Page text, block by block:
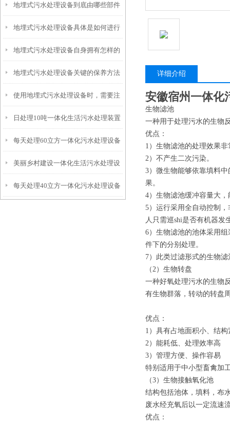
让“地下卫士”持续高效运转
地埋式污水处理设备到底由哪些部件
撑起？核心结构一文拆解
地埋式污水处理设备具体是如何进行
安装的呢？
地埋式污水处理设备自身拥有怎样的
特点呢？
地埋式污水处理设备关键的保养方法
使用地埋式污水处理设备时，需要注
意以下事项
日处理10吨一体化生活污水处理装置
每天处理60立方一体化污水处理设备
美丽乡村建设一体化生活污水处理设
备
每天处理40立方一体化污水处理设备
详细介绍
安徽宿州一体化
生物滤池
一种用于处理污水的生物
优点：
1）生物滤池的处理效果
2）不产生二次污染。
3）微生物能够依靠填料
果。
4）生物滤池缓冲容量大
5）运行采用全自动控制
人只需巡shi是否有机器发
6）生物滤池的池体采用
件下的分别处理。
7）此类过滤形式的生物
（2）生物转盘
一种好氧处理污水的生物
有生物群落，转动的转盘
优点：
1）具有占地面积小、结构
2）能耗低、处理效率高
3）管理方便、操作容易
特别适用于中小型畜禽加
（3）生物接触氧化池
结构包括池体，填料，布
废水经充氧后以一定流速
优点：